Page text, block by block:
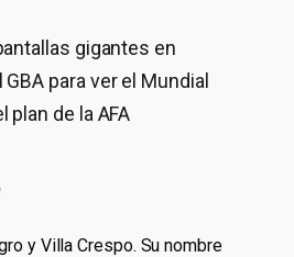
gigantes en
para ver el Mundial
plan de la AFA
y Villa Crespo. Su nombre